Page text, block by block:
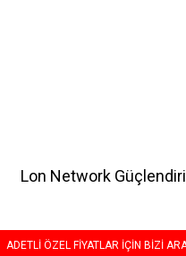
Lon Network
ADETLİ ÖZEL FİYATLAR İÇİN BİZİ